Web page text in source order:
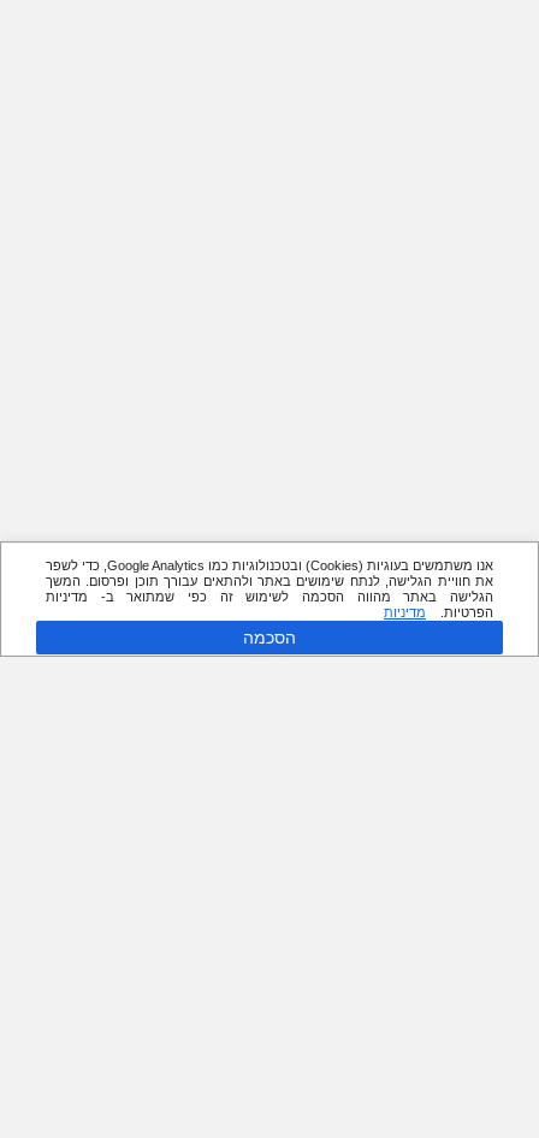
אנו משתמשים בעוגיות (Cookies) ובטכנולוגיות כמו Google Analytics, כדי לשפר
את חוויית הגלישה, לנתח שימושים באתר ולהתאים עבורך תוכן ופרסום. המשך
הגלישה באתר מהווה הסכמה לשימוש זה כפי שמתואר ב- מדיניות
הפרטיות.
מדיניות
הסכמה